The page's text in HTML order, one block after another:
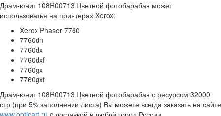
Драм-юнит 108R00713 Цветной фотобарабан может
использоватья на принтерах Xerox:
Xerox Phaser 7760
7760dn
7760dx
7760dxf
7760gx
7760gxf
Драм-юнит 108R00713 Цветной фотобарабан с ресурсом 32000
стр (при 5% заполнении листа) Вы можете всегда заказать на сайте